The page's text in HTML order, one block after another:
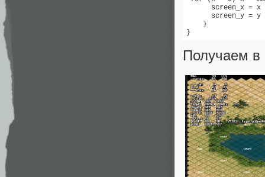
screen_x = x
screen_y = y
    }
}
Получаем в